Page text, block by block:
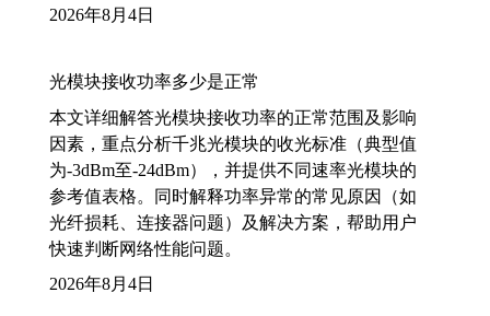
2026年8月4日
光模块接收功率多少是正常
本文详细解答光模块接收功率的正常范围及影响
因素，重点分析千兆光模块的收光标准（典型值
为-3dBm至-24dBm），并提供不同速率光模块的
参考值表格。同时解释功率异常的常见原因（如
光纤损耗、连接器问题）及解决方案，帮助用户
快速判断网络性能问题。
2026年8月4日